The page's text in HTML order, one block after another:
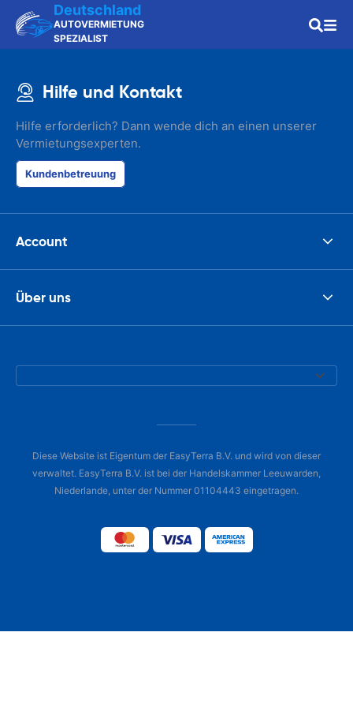
Deutschland
AUTOVERMIETUNG
SPEZIALIST
Hilfe und Kontakt
Hilfe erforderlich? Dann wende dich an einen unserer
Vermietungsexperten.
Kundenbetreuung
Account
Über uns
Diese Website ist Eigentum der EasyTerra B.V. und wird von dieser
verwaltet. EasyTerra B.V. ist bei der Handelskammer Leeuwarden,
Niederlande, unter der Nummer 01104443 eingetragen.